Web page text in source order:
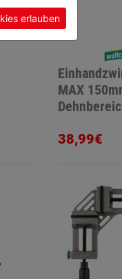
MAX
38,99€
erlauben